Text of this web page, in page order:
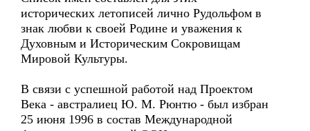
исторических летописей лично Рудольфом в
знак любви к своей Родине и уважения к
Духовным и Историческим Сокровищам
Мировой Культуры.
В связи с успешной работой над Проектом
Века - австралиец Ю. М. Рюнтю - был избран
25 июня 1996 в состав Международной